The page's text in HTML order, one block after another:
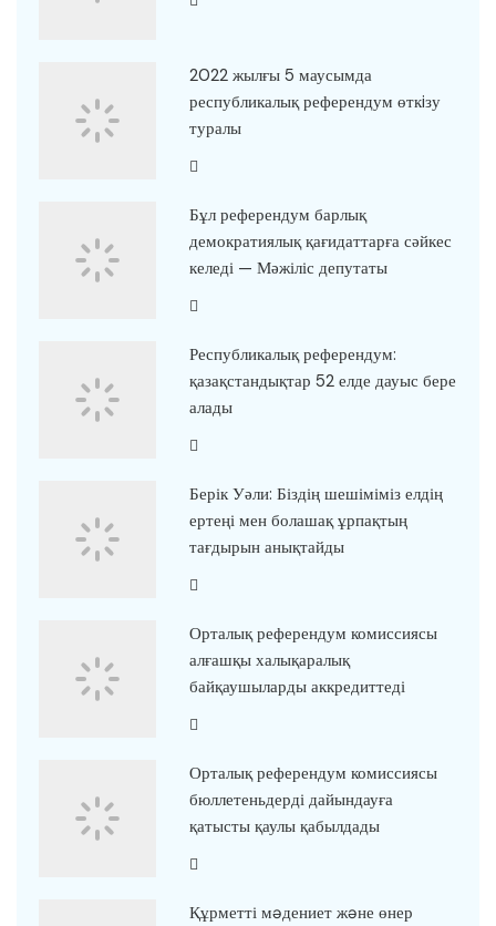
2022 жылғы 5 маусымда
республикалық референдум өткiзу
туралы
Бұл референдум барлық
демократиялық қағидаттарға сәйкес
келеді — Мәжіліс депутаты
Республикалық референдум:
қазақстандықтар 52 елде дауыс бере
алады
Берік Уәли: Біздің шешіміміз елдің
ертеңі мен болашақ ұрпақтың
тағдырын анықтайды
Орталық референдум комиссиясы
алғашқы халықаралық
байқаушыларды аккредиттеді
Орталық референдум комиссиясы
бюллетеньдерді дайындауға
қатысты қаулы қабылдады
Құрметті мəдениет жəне өнер